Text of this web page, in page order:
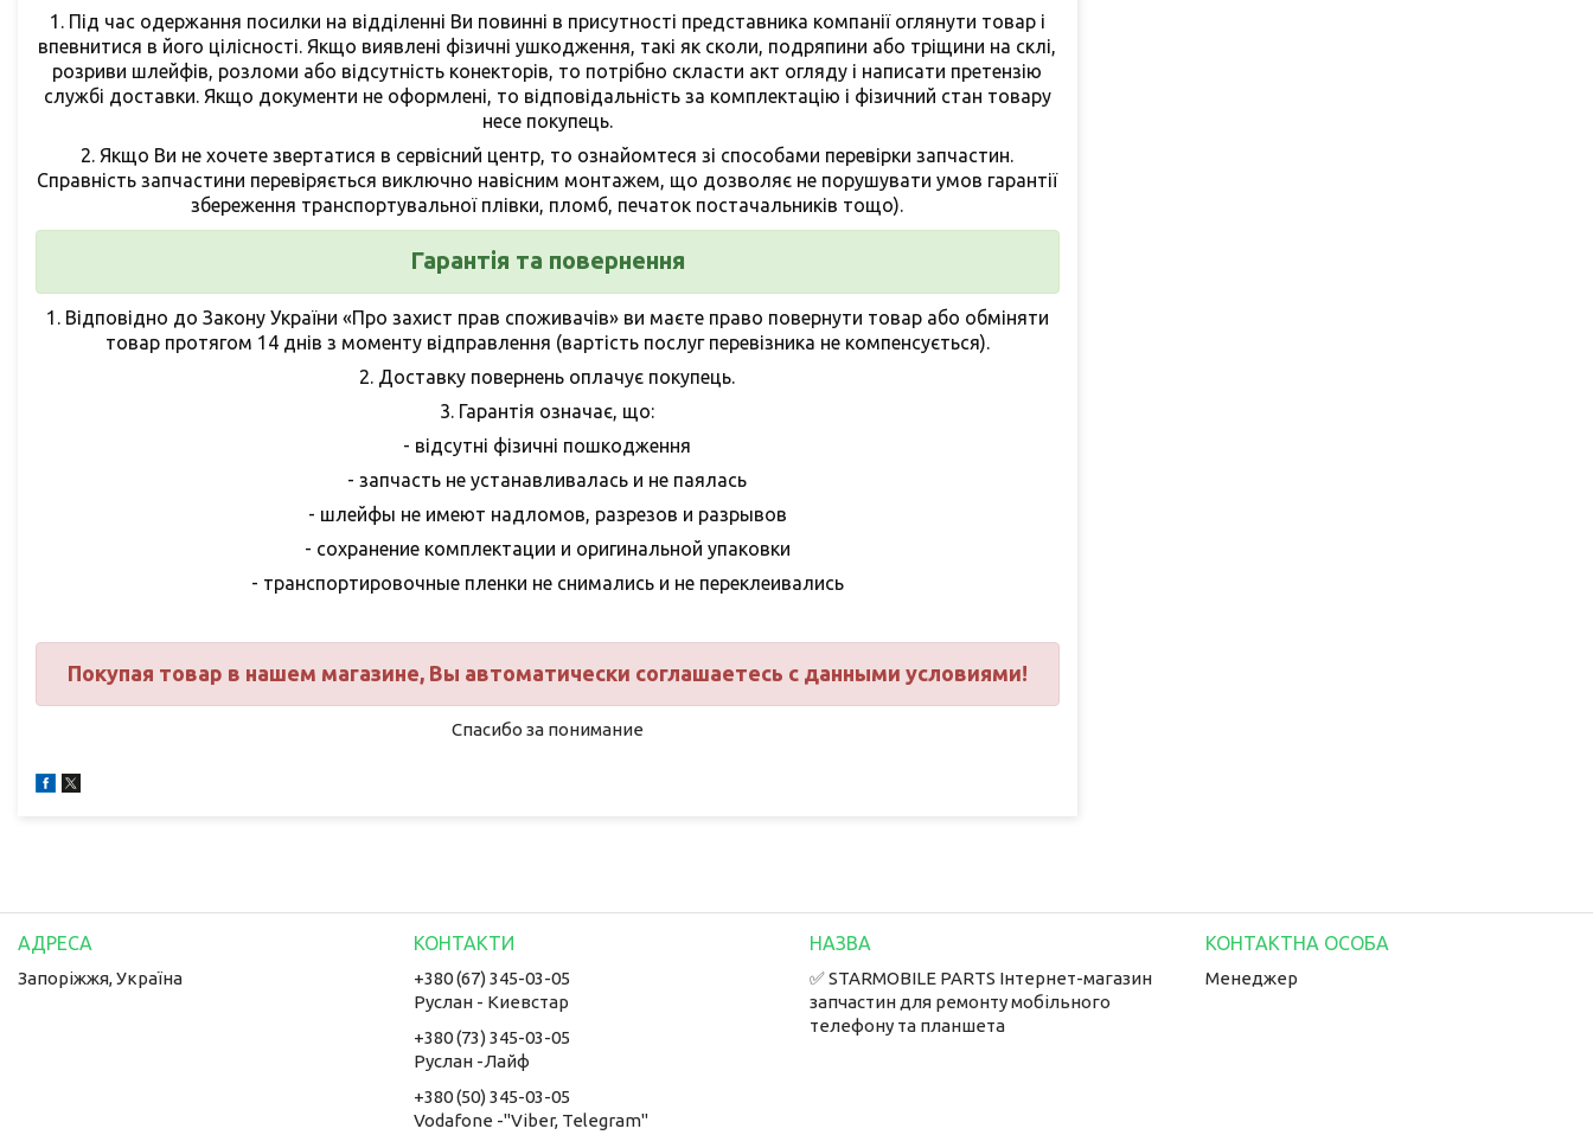
1. Під час одержання посилки на відділенні Ви повинні в присутності представника компанії оглянути товар і
впевнитися в його цілісності. Якщо виявлені фізичні ушкодження, такі як сколи, подряпини або тріщини на склі,
розриви шлейфів, розломи або відсутність конекторів, то потрібно скласти акт огляду і написати претензію
службі доставки. Якщо документи не оформлені, то відповідальність за комплектацію і фізичний стан товару
несе покупець.
2. Якщо Ви не хочете звертатися в сервісний центр, то ознайомтеся зі способами перевірки запчастин.
Справність запчастини перевіряється виключно навісним монтажем, що дозволяє не порушувати умов гарантії
збереження транспортувальної плівки, пломб, печаток постачальників тощо).
Гарантія та повернення
1. Відповідно до Закону України «Про захист прав споживачів» ви маєте право повернути товар або обміняти
товар протягом 14 днів з моменту відправлення (вартість послуг перевізника не компенсується).
2. Доставку повернень оплачує покупець.
3. Гарантія означає, що:
- відсутні фізичні пошкодження
- запчасть не устанавливалась и не паялась
- шлейфы не имеют надломов, разрезов и разрывов
- сохранение комплектации и оригинальной упаковки
- транспортировочные пленки не снимались и не переклеивались
Покупая товар в нашем магазине, Вы автоматически соглашаетесь с данными условиями!
Спасибо за понимание
Запоріжжя, Україна
+380 (67) 345-03-05
Руслан - Киевстар
+380 (73) 345-03-05
Руслан -Лайф
+380 (50) 345-03-05
Vodafone -"Viber, Telegram"
✅ STARMOBILE PARTS Інтернет-магазин
запчастин для ремонту мобільного
телефону та планшета
Менеджер